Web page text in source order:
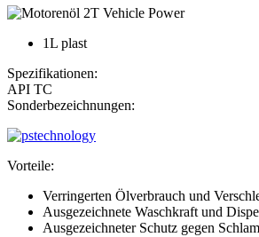
1L plast
Spezifikationen:
API TC
Sonderbezeichnungen:
Vorteile:
Verringerten Ölverbrauch und
Ausgezeichnete Waschkraft und
Ausgezeichneter Schutz gegen